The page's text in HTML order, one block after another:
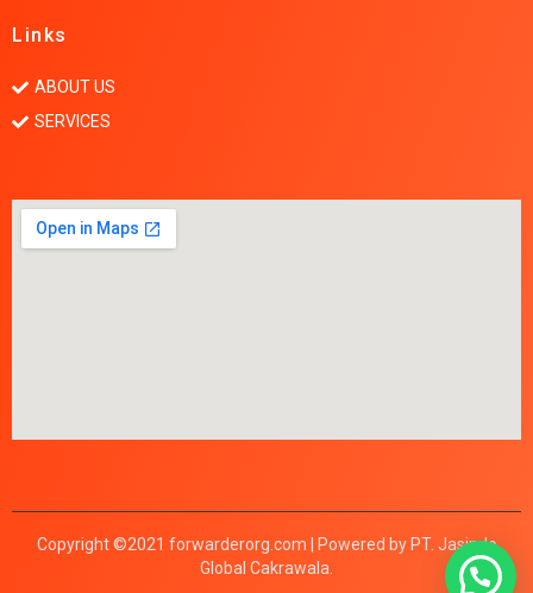
Links
ABOUT US
SERVICES
Copyright ©2021 forwarderorg.com | Powered by PT. Jasindo
Global Cakrawala.